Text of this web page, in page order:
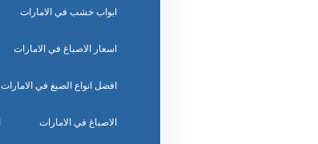
ابواب خشب في الامارات
اسعار الاصباغ في الامارات
افضل انواع الصبغ في الامارات
الاصباغ في الامارات